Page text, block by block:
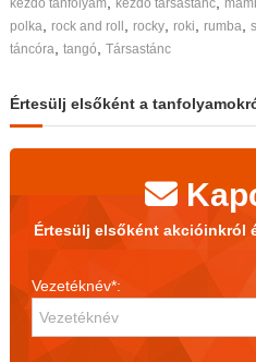
polka rock and roll rocky, roki rumba
táncóra tangó Társastánc
Értesülj elsőként a
Értesülj elsőként akcióinkról
Vezetéknév*: